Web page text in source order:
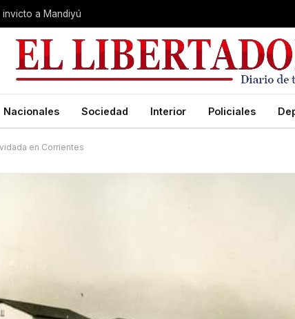
a Mandiyú
Nacionales Sociedad Interior Policiales
en Corrientes